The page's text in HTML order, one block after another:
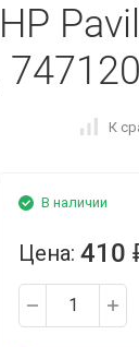
К
В наличии
Цена: 410